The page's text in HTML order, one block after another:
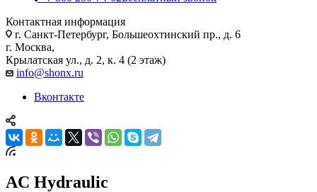
Контактная информация
г. Санкт-Петербург, Большеохтинский пр., д. 6
г. Москва,
Крылатская ул., д. 2, к. 4 (2 этаж)
info@shonx.ru
Вконтакте
AC Hydraulic